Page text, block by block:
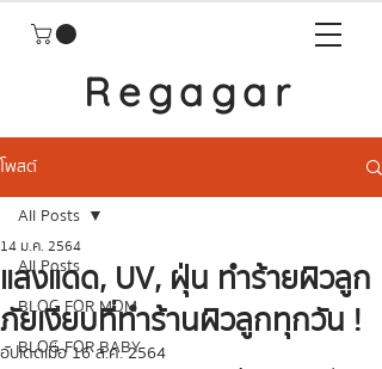
Regagar
โพสต์
All Posts
BLOG FOR MOM
BLOG FOR BABY
All Posts
แสงแดด, UV, ฝุ่น ทำร้ายผิวลูก
ภัยเงียบที่ทำร้านผิวลูกทุกวัน !
14 ม.ค. 2564
อัปเดตเมื่อ16 ส.ค. 2564